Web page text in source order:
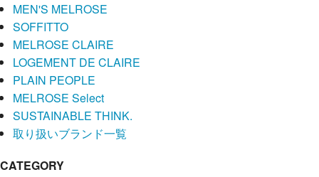
MEN'S MELROSE
SOFFITTO
MELROSE CLAIRE
LOGEMENT DE CLAIRE
PLAIN PEOPLE
MELROSE Select
SUSTAINABLE THINK.
取り扱いブランド一覧
CATEGORY